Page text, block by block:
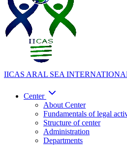
IICAS ARAL SEA
Center
About Center
Fundamentals of legal
Structure of center
Administration
Departments